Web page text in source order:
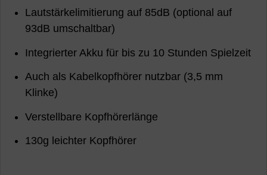
Lautstärkelimitierung auf 85dB (optional auf
93dB umschaltbar)
Integrierter Akku für bis zu 10 Stunden Spielzeit
Auch als Kabelkopfhörer nutzbar (3,5 mm
Klinke)
Verstellbare Kopfhörerlänge
130g leichter Kopfhörer